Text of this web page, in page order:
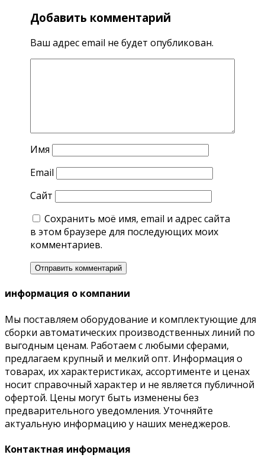
Добавить комментарий
Ваш адрес email не будет опубликован.
Имя
Email
Сайт
Сохранить моё имя, email и адрес сайта
в этом браузере для последующих моих
комментариев.
информация о компании
Мы поставляем оборудование и комплектующие для
сборки автоматических производственных линий по
выгодным ценам. Работаем с любыми сферами,
предлагаем крупный и мелкий опт. Информация о
товарах, их характеристиках, ассортименте и ценах
носит справочный характер и не является публичной
офертой. Цены могут быть изменены без
предварительного уведомления. Уточняйте
актуальную информацию у наших менеджеров.
Контактная информация